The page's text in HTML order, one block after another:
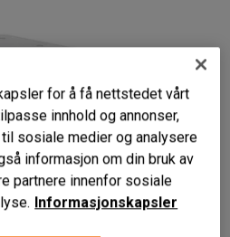
for å få nettstedet vårt
innhold og annonser,
sosiale medier og analysere
informasjon om din bruk av
partnere innenfor sosiale
Informasjonskapsler